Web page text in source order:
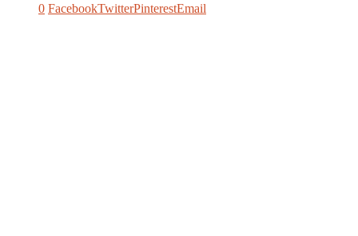
0 FacebookTwitterPinterestEmail